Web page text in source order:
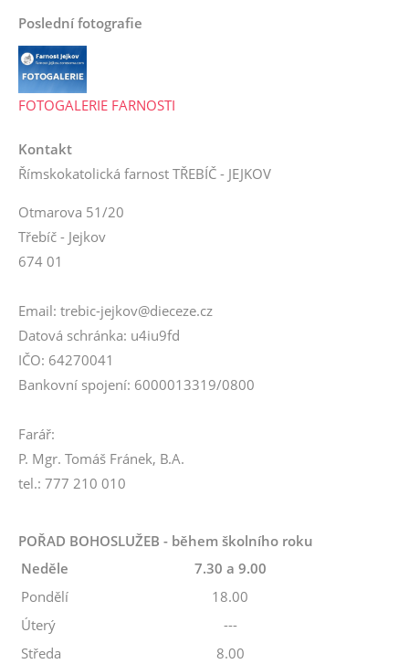
Poslední fotografie
FOTOGALERIE FARNOSTI
Kontakt
Římskokatolická farnost TŘEBÍČ - JEJKOV
Otmarova 51/20
Třebíč - Jejkov
674 01
Email: trebic-jejkov@dieceze.cz
Datová schránka: u4iu9fd
IČO: 64270041
Bankovní spojení: 6000013319/0800
Farář:
P. Mgr. Tomáš Fránek, B.A.
tel.: 777 210 010
POŘAD BOHOSLUŽEB - během školního roku
Neděle
7.30 a 9.00
Pondělí
18.00
Úterý
---
Středa
8.00